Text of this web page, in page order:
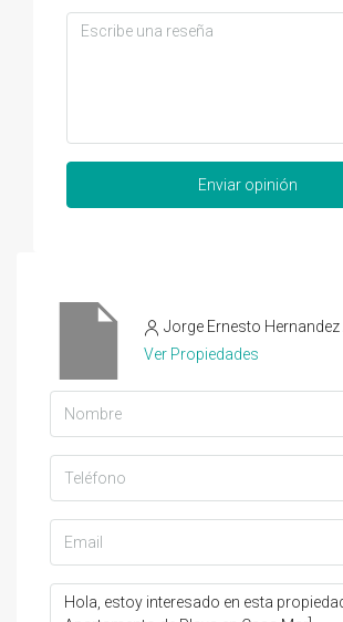
Enviar opinión
Jorge Ernesto
Ver Propiedades